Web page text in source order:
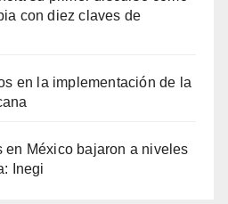
con diez claves de
en la implementación de la
en México bajaron a niveles
Inegi